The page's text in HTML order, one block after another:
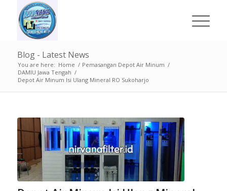
Blog - Latest News
You are here: Home / Pemasangan Depot Air Minum /
DAMIU Jawa Tengah /
Depot Air Minum Isi Ulang Mineral RO Sukoharjo